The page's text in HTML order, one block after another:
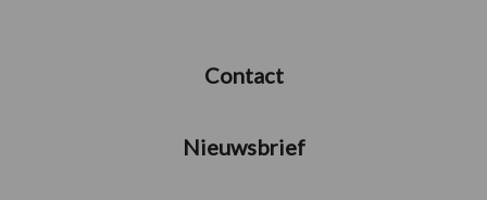
Contact
Nieuwsbrief